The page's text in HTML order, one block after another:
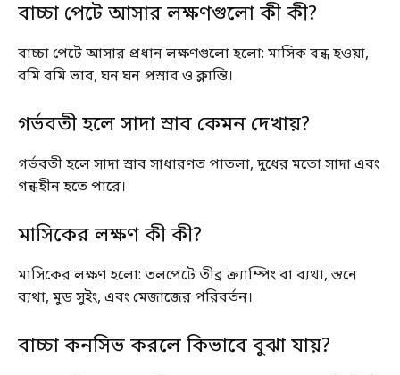
বাচ্চা পেটে আসার লক্ষণগুলো কী কী?
বাচ্চা পেটে আসার প্রধান লক্ষণগুলো হলো: মাসিক বন্ধ হওয়া,
বমি বমি ভাব, ঘন ঘন প্রস্রাব ও ক্লান্তি।
গর্ভবতী হলে সাদা স্রাব কেমন দেখায়?
গর্ভবতী হলে সাদা স্রাব সাধারণত পাতলা, দুধের মতো সাদা এবং
গন্ধহীন হতে পারে।
মাসিকের লক্ষণ কী কী?
মাসিকের লক্ষণ হলো: তলপেটে তীব্র ক্র্যাম্পিং বা ব্যথা, স্তনে
ব্যথা, মুড সুইং, এবং মেজাজের পরিবর্তন।
বাচ্চা কনসিভ করলে কিভাবে বুঝা যায়?